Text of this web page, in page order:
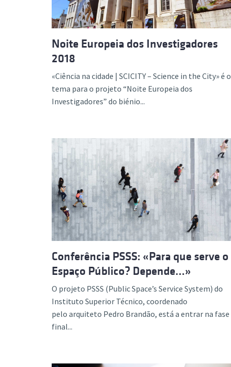
Noite Europeia dos Investigadores
2018
«Ciência na cidade | SCICITY – Science in the City» é o
tema para o projeto “Noite Europeia dos
Investigadores” do biénio...
Conferência PSSS: «Para que serve o
Espaço Público? Depende…»
O projeto PSSS (Public Space’s Service System) do
Instituto Superior Técnico, coordenado
pelo arquiteto Pedro Brandão, está a entrar na fase
final...